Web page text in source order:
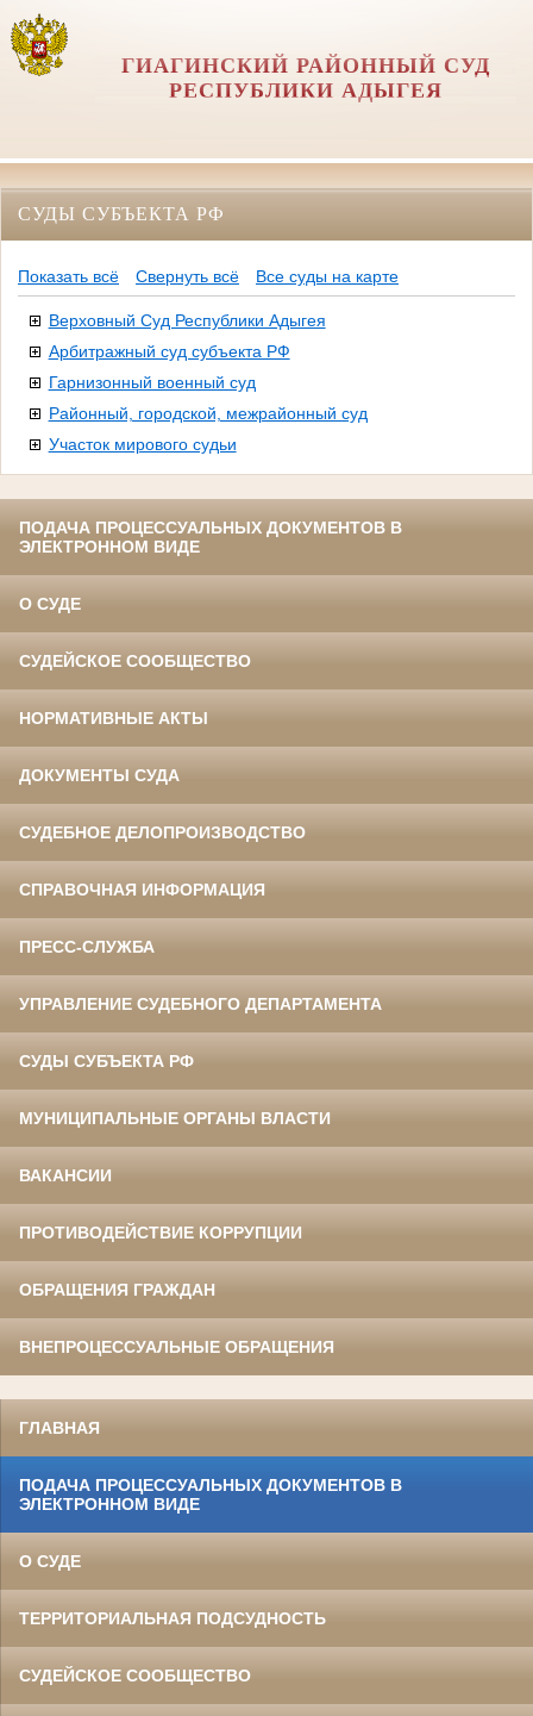
ГИАГИНСКИЙ РАЙОННЫЙ СУД
РЕСПУБЛИКИ АДЫГЕЯ
СУДЫ СУБЪЕКТА РФ
Показать всё Свернуть всё Все суды на карте
Верховный Суд Республики Адыгея
Арбитражный суд субъекта РФ
Гарнизонный военный суд
Районный, городской, межрайонный суд
Участок мирового судьи
ПОДАЧА ПРОЦЕССУАЛЬНЫХ ДОКУМЕНТОВ В
ЭЛЕКТРОННОМ ВИДЕ
О СУДЕ
СУДЕЙСКОЕ СООБЩЕСТВО
НОРМАТИВНЫЕ АКТЫ
ДОКУМЕНТЫ СУДА
СУДЕБНОЕ ДЕЛОПРОИЗВОДСТВО
СПРАВОЧНАЯ ИНФОРМАЦИЯ
ПРЕСС-СЛУЖБА
УПРАВЛЕНИЕ СУДЕБНОГО ДЕПАРТАМЕНТА
СУДЫ СУБЪЕКТА РФ
МУНИЦИПАЛЬНЫЕ ОРГАНЫ ВЛАСТИ
ВАКАНСИИ
ПРОТИВОДЕЙСТВИЕ КОРРУПЦИИ
ОБРАЩЕНИЯ ГРАЖДАН
ВНЕПРОЦЕССУАЛЬНЫЕ ОБРАЩЕНИЯ
ГЛАВНАЯ
ПОДАЧА ПРОЦЕССУАЛЬНЫХ ДОКУМЕНТОВ В
ЭЛЕКТРОННОМ ВИДЕ
О СУДЕ
ТЕРРИТОРИАЛЬНАЯ ПОДСУДНОСТЬ
СУДЕЙСКОЕ СООБЩЕСТВО